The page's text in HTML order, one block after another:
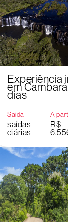
Experiência
em Cambará
dias
Saída
saídas
diárias
A
R$